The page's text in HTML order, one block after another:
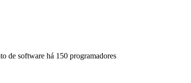
de software há 150 programadores